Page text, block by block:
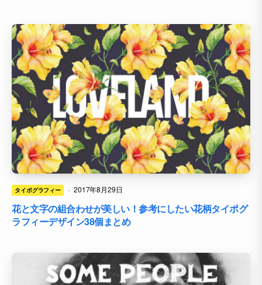
タイポグラフィー · 2017年8月29日
花と文字の組合わせが美しい！参考にしたい花柄タイポグ
ラフィーデザイン38個まとめ